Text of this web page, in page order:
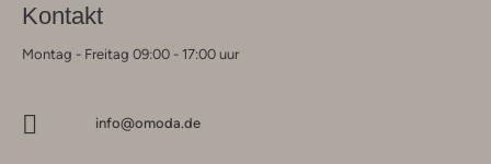
Kontakt
Montag - Freitag 09:00 - 17:00 uur
info@omoda.de